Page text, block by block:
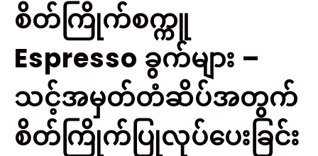
စိတ်ကြိုက်စက္ကူ
Espresso ခွက်များ –
သင့်အမှတ်တံဆိပ်အတွက်
စိတ်ကြိုက်ပြုလုပ်ပေးခြင်း